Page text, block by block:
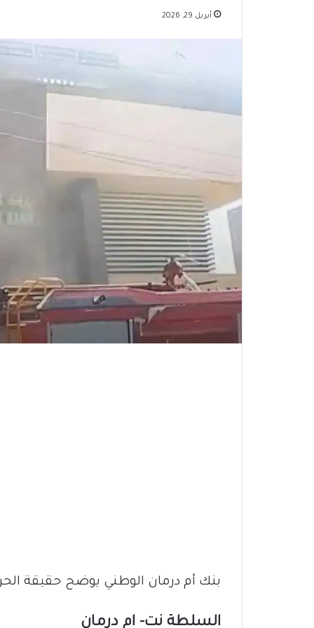
أبريل 29, 2026
بنك أم درمان الوطني يوضح حقيقة
السلطة نت- ام درمان